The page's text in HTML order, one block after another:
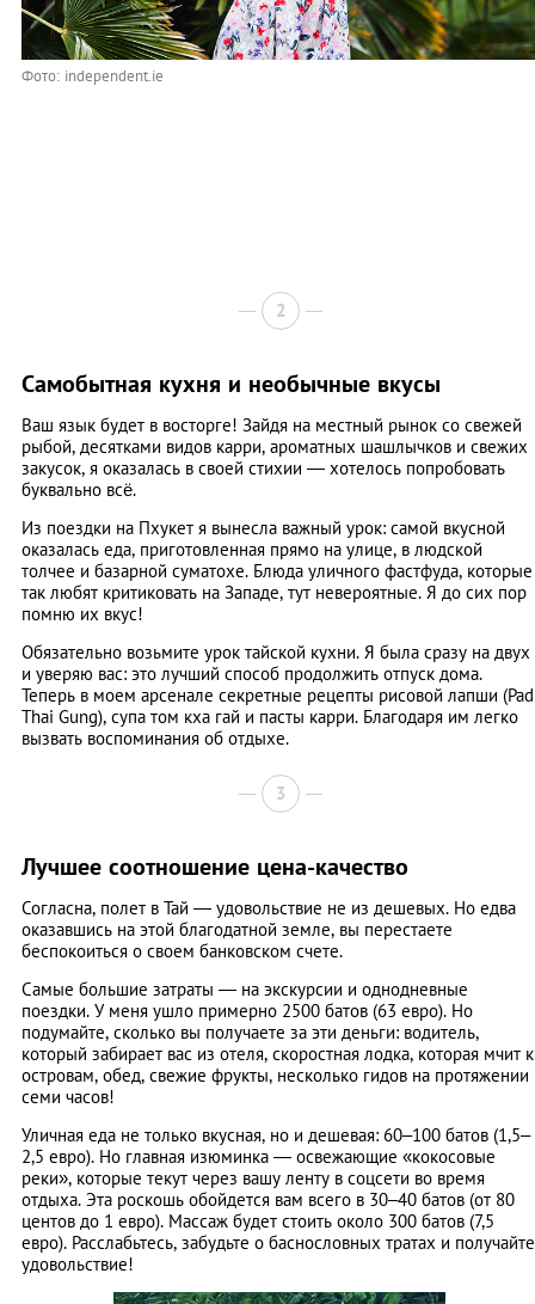
Фото: independent.ie
2
Самобытная кухня и необычные вкусы
Ваш язык будет в восторге! Зайдя на местный рынок со свежей
рыбой, десятками видов карри, ароматных шашлычков и свежих
закусок, я оказалась в своей стихии — хотелось попробовать
буквально всё.
Из поездки на Пхукет я вынесла важный урок: самой вкусной
оказалась еда, приготовленная прямо на улице, в людской
толчее и базарной суматохе. Блюда уличного фастфуда, которые
так любят критиковать на Западе, тут невероятные. Я до сих пор
помню их вкус!
Обязательно возьмите урок тайской кухни. Я была сразу на двух
и уверяю вас: это лучший способ продолжить отпуск дома.
Теперь в моем арсенале секретные рецепты рисовой лапши (Pad
Thai Gung), супа том кха гай и пасты карри. Благодаря им легко
вызвать воспоминания об отдыхе.
3
Лучшее соотношение цена-качество
Согласна, полет в Тай — удовольствие не из дешевых. Но едва
оказавшись на этой благодатной земле, вы перестаете
беспокоиться о своем банковском счете.
Самые большие затраты — на экскурсии и однодневные
поездки. У меня ушло примерно 2500 батов (63 евро). Но
подумайте, сколько вы получаете за эти деньги: водитель,
который забирает вас из отеля, скоростная лодка, которая мчит к
островам, обед, свежие фрукты, несколько гидов на протяжении
семи часов!
Уличная еда не только вкусная, но и дешевая: 60–100 батов (1,5–
2,5 евро). Но главная изюминка — освежающие «кокосовые
реки», которые текут через вашу ленту в соцсети во время
отдыха. Эта роскошь обойдется вам всего в 30–40 батов (от 80
центов до 1 евро). Массаж будет стоить около 300 батов (7,5
евро). Расслабьтесь, забудьте о баснословных тратах и получайте
удовольствие!